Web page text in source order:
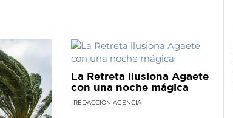
La Retreta ilusiona Agaete
con una noche mágica
REDACCIÓN AGENCIA